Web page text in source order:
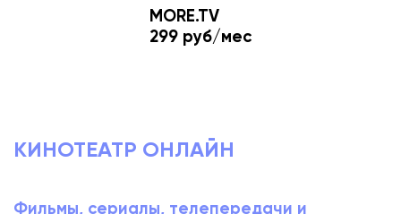
MORE.TV
299 руб/мес
КИНОТЕАТР ОНЛАЙН
Фильмы, сериалы, телепередачи и